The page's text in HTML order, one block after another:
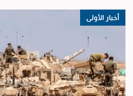
أخبار الأولى